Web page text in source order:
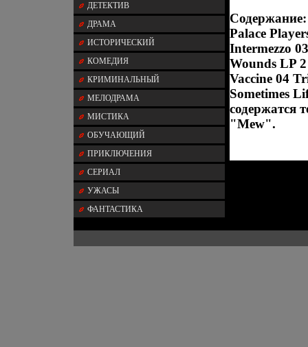
ДЕТЕКТИВ
ДРАМА
ИСТОРИЧЕСКИЙ
КОМЕДИЯ
КРИМИНАЛЬНЫЙ
МЕЛОДРАМА
МИСТИКА
ОБУЧАЮЩИЙ
ПРИКЛЮЧЕНИЯ
СЕРИАЛ
УЖАСЫ
ФАНТАСТИКА
Palace
Intermezzo
Wounds LP
Vaccine 04
Sometimes
содержатся
"Mew".